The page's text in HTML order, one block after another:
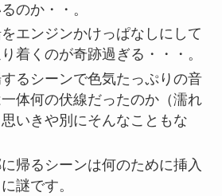
のか・・。
エンジンかけっぱなしにして
着くのが奇跡過ぎる・・・。
るシーンで色気たっぷりの音
体何の伏線だったのか（濡れ
いきや別にそんなこともな
帰るシーンは何のために挿入
謎です。